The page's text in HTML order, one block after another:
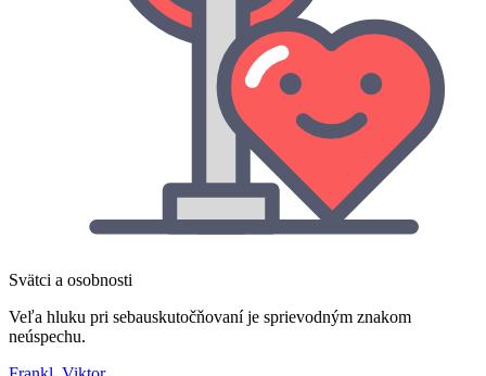
Svätci a osobnosti
Veľa hluku pri sebauskutočňovaní je sprievodným znakom
neúspechu.